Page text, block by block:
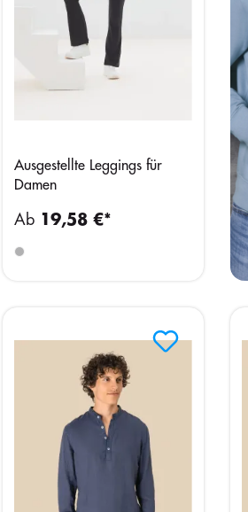
Ausgestellte Leggings für
Damen
Ab 19,58 €*